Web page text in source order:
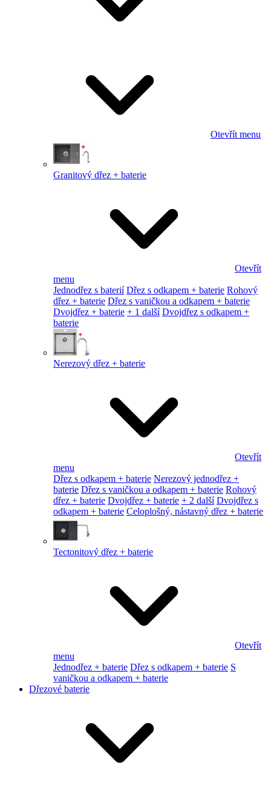
Otevřít menu
Granitový dřez + baterie
Otevřít
menu
Jednodřez s baterií Dřez s odkapem + baterie Rohový
dřez + baterie Dřez s vaničkou a odkapem + baterie
Dvojdřez + baterie + 1 další Dvojdřez s odkapem +
baterie
Nerezový dřez + baterie
Otevřít
menu
Dřez s odkapem + baterie Nerezový jednodřez +
baterie Dřez s vaničkou a odkapem + baterie Rohový
dřez + baterie Dvojdřez + baterie + 2 další Dvojdřez s
odkapem + baterie Celoplošný, nástavný dřez + baterie
Tectonitový dřez + baterie
Otevřít
menu
Jednodřez + baterie Dřez s odkapem + baterie S
vaničkou a odkapem + baterie
Dřezové baterie